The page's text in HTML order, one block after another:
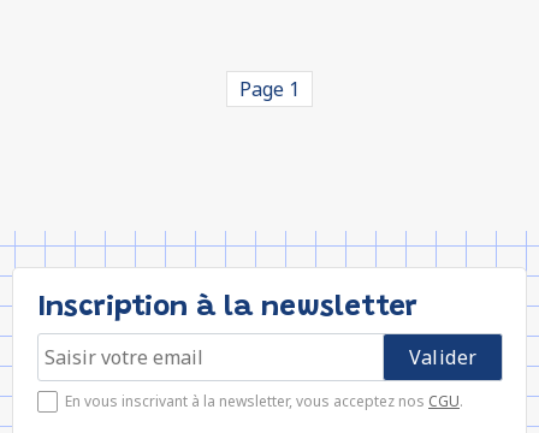
Page 1
Inscription à la newsletter
En vous inscrivant à la newsletter, vous acceptez nos CGU.